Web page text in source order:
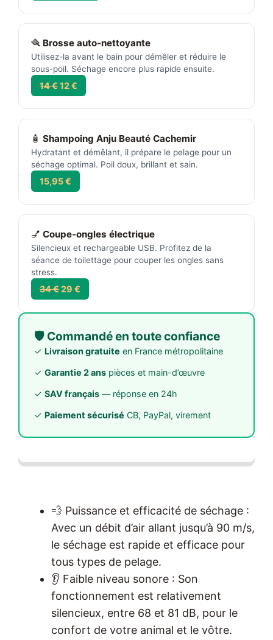
🪮 Brosse auto-nettoyante
Utilisez-la avant le bain pour démêler et réduire le
sous-poil. Séchage encore plus rapide ensuite.
14 €12 €
🧴 Shampoing Anju Beauté Cachemir
Hydratant et démêlant, il prépare le pelage pour un
séchage optimal. Poil doux, brillant et sain.
15,95 €
💅 Coupe-ongles électrique
Silencieux et rechargeable USB. Profitez de la
séance de toilettage pour couper les ongles sans
stress.
34 €29 €
🛡️ Commandé en toute confiance
✓ Livraison gratuite en France métropolitaine
✓ Garantie 2 ans pièces et main-d’œuvre
✓ SAV français — réponse en 24h
✓ Paiement sécurisé CB, PayPal, virement
💨 Puissance et efficacité de séchage :
Avec un débit d’air allant jusqu’à 90 m/s,
le séchage est rapide et efficace pour
tous types de pelage.
👂 Faible niveau sonore : Son
fonctionnement est relativement
silencieux, entre 68 et 81 dB, pour le
confort de votre animal et le vôtre.